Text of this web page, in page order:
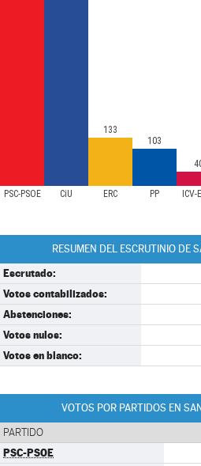
PSC-PSOE CiU ERC PP
133
103
RESUMEN DEL ESCRUTINIO DE
Escrutado:
Votos contabilizados:
Abstenciones:
Votos nulos:
Votos en blanco:
VOTOS POR PARTIDOS EN
PARTIDO
PSC-PSOE